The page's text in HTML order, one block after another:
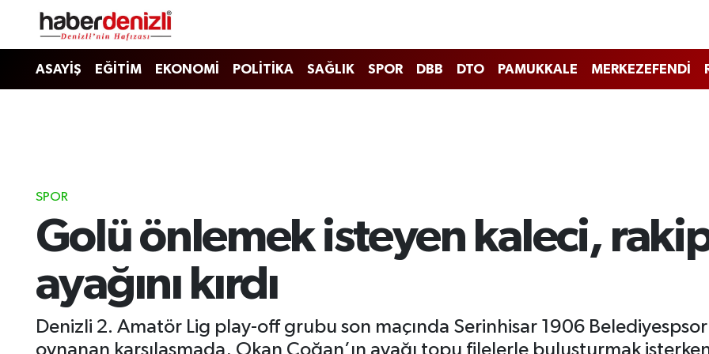
ASAYİŞ EĞİTİM EKONOMİ POLİTİKA SAĞLIK SPOR DBB DTO PAMUKKALE MERKEZEFENDİ
SPOR
Golü önlemek isteyen kaleci,
ayağını kırdı
Denizli 2. Amatör Lig play-off grubu son maçında Serinhisar 1906
oynanan karşılaşmada, Okan Çoğan’ın ayağı topu filelerle buluşturmak
Denizli Nöbetçi Eczaneler
Tüm Manşetler
Haber Arşivi